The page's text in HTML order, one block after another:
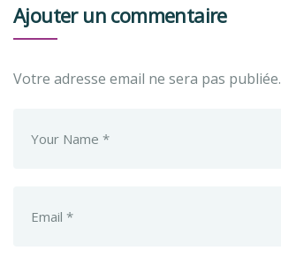
Ajouter un commentaire
Votre adresse email ne sera pas publiée.